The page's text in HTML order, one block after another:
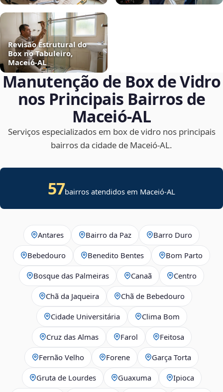
Revisão Estrutural do
Box no Tabuleiro,
Maceió‑AL
Manutenção de Box de Vidro
nos Principais Bairros de
Maceió‑AL
Serviços especializados em box de vidro nos principais
bairros da cidade de Maceió‑AL.
57bairros atendidos em Maceió-AL
Antares Bairro da Paz Barro Duro
Bebedouro Benedito Bentes Bom Parto
Bosque das Palmeiras Canaã Centro
Chã da Jaqueira Chã de Bebedouro
Cidade Universitária Clima Bom
Cruz das Almas Farol Feitosa
Fernão Velho Forene Garça Torta
Gruta de Lourdes Guaxuma Ipioca